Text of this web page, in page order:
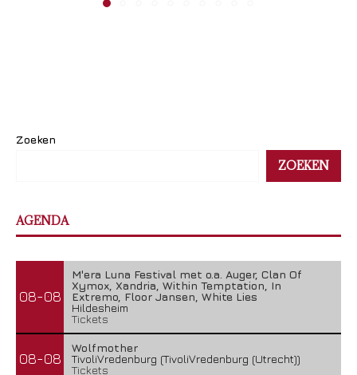
Zoeken
ZOEKEN
AGENDA
08-08
M'era Luna Festival met o.a. Auger, Clan Of
Xymox, Xandria, Within Temptation, In
Extremo, Floor Jansen, White Lies
Hildesheim
Tickets
08-08
Wolfmother
TivoliVredenburg (TivoliVredenburg (Utrecht))
Tickets